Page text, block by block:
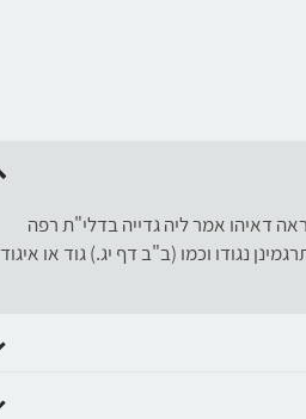
דאיהו אמר ליה גדייה בדלי"ת רפה
נגודו וכמו (ב"ב דף יג.) גוד או איגוד